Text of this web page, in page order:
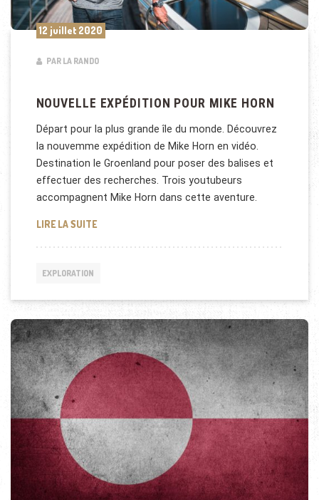
12 juillet 2020
PAR LA RANDO
NOUVELLE EXPÉDITION POUR MIKE HORN
Départ pour la plus grande île du monde. Découvrez
la nouvemme expédition de Mike Horn en vidéo.
Destination le Groenland pour poser des balises et
effectuer des recherches. Trois youtubeurs
accompagnent Mike Horn dans cette aventure.
LIRE LA SUITENOUVELLE EXPÉDITION POUR MIKE HORN
EXPLORATION